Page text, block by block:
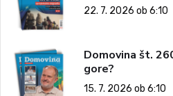
22. 7. 2026 ob 6:10
Domovina št.
gore?
15. 7. 2026 ob 6:10